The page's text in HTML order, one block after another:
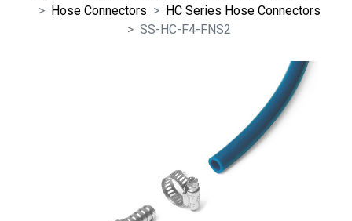
Hose Connectors
HC Series Hose Connectors
SS-HC-F4-FNS2